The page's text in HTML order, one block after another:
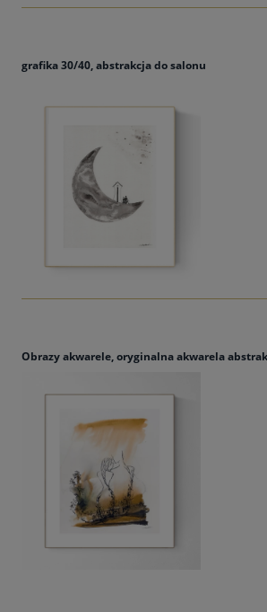
grafika 30/40, abstrakcja do salonu
Obrazy akwarele, oryginalna akwarela